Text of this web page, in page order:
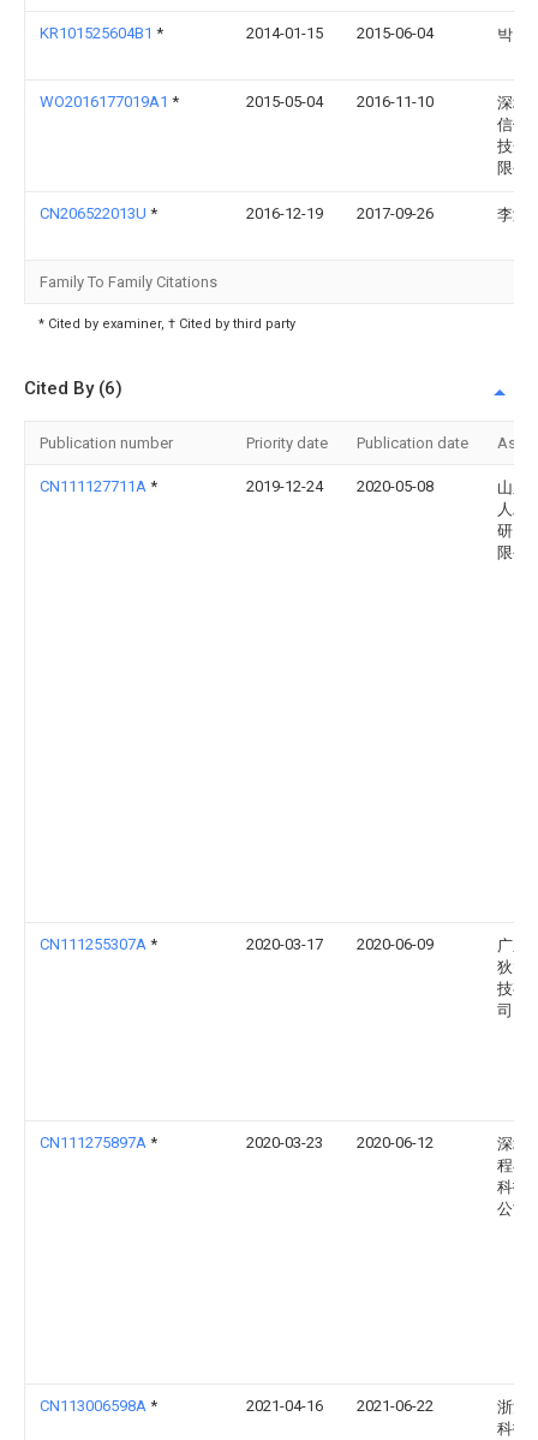
KR101525604B1 * 2014-01-15 2015-06-04 박효
WO2016177019A1 * 2015-05-04 2016-11-10
深圳
信信
技开
限公
CN206522013U * 2016-12-19 2017-09-26 李激
Family To Family Citations
* Cited by examiner, † Cited by third party
Cited By (6)
Publication number Priority date Publication date
CN111127711A * 2019-12-24 2020-05-08
山东
人工
研究
限公
CN111255307A * 2020-03-17 2020-06-09
广东
狄智
技有
司
CN111275897A * 2020-03-23 2020-06-12
深圳
程丰
科技
公司
CN113006598A * 2021-04-16 2021-06-22
浙江
科技